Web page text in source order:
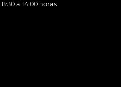
a 14:00 horas